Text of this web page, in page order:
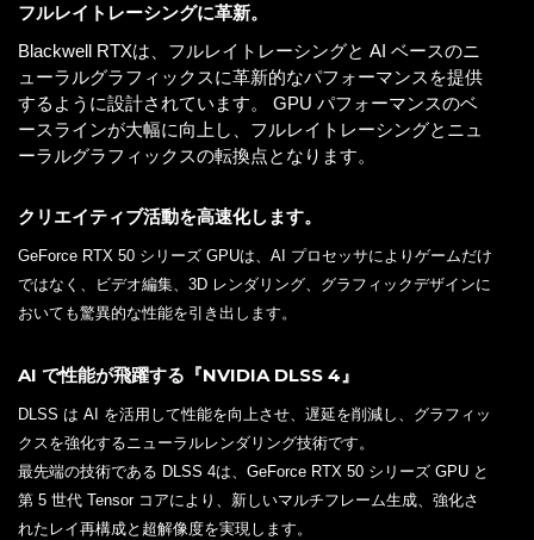
フルレイトレーシングに革新。
Blackwell RTXは、フルレイトレーシングと AI ベースのニ
ューラルグラフィックスに革新的なパフォーマンスを提供
するように設計されています。 GPU パフォーマンスのベ
ースラインが大幅に向上し、フルレイトレーシングとニュ
ーラルグラフィックスの転換点となります。
クリエイティブ活動を高速化します。
GeForce RTX 50 シリーズ GPUは、AI プロセッサによりゲームだけ
ではなく、ビデオ編集、3D レンダリング、グラフィックデザインに
おいても驚異的な性能を引き出します。
AI で性能が飛躍する『NVIDIA DLSS 4』
DLSS は AI を活用して性能を向上させ、遅延を削減し、グラフィッ
クスを強化するニューラルレンダリング技術です。
最先端の技術である DLSS 4は、GeForce RTX 50 シリーズ GPU と
第 5 世代 Tensor コアにより、新しいマルチフレーム生成、強化さ
れたレイ再構成と超解像度を実現します。